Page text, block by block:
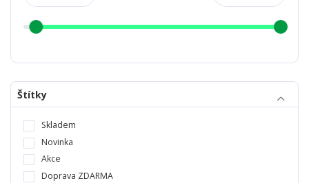
Štítky
Skladem
Novinka
Akce
Doprava ZDARMA